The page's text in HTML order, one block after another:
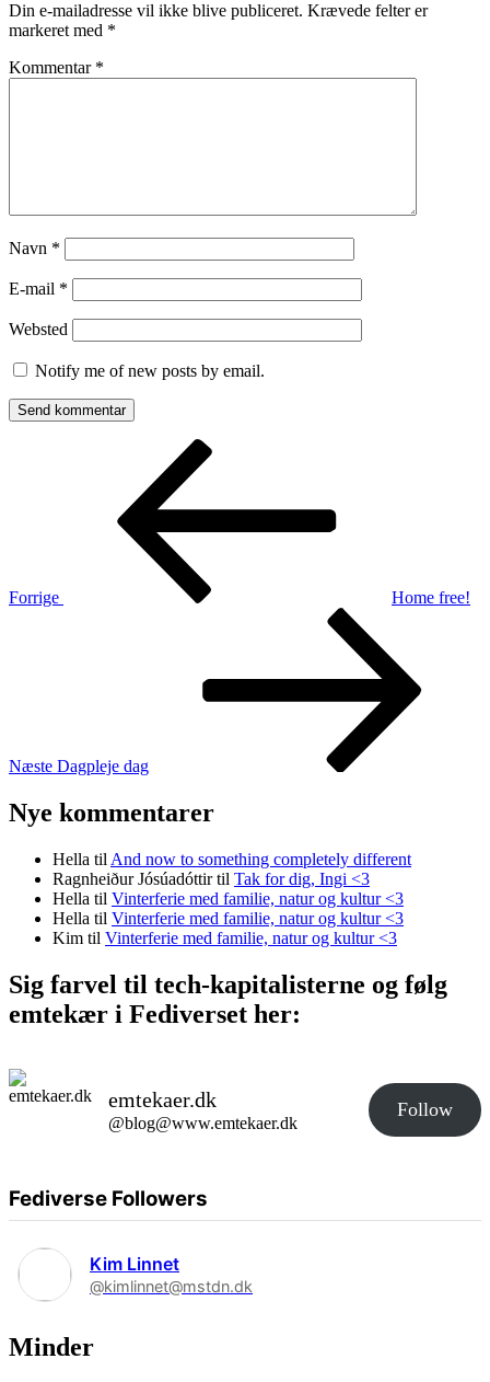
Din e-mailadresse vil ikke blive publiceret. Krævede felter er
markeret med *
Kommentar *
Navn *
E-mail *
Websted
Notify me of new posts by email.
Indlægsnavigation
Forrige
Home free!
Næste Dagpleje dag
Nye kommentarer
Hella til And now to something completely different
Ragnheiður Jósúadóttirtil Tak for dig, Ingi <3
Hella til Vinterferie med familie, natur og kultur <3
Hella til Vinterferie med familie, natur og kultur <3
Kim til Vinterferie med familie, natur og kultur <3
Sig farvel til tech-kapitalisterne og følg
emtekær i Fediverset her:
emtekaer.dk
@blog@www.emtekaer.dk
Follow
Fediverse Followers
Kim Linnet
@kimlinnet@mstdn.dk
Minder